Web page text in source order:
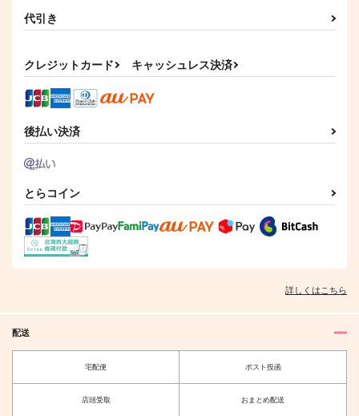
Trust you.
3,144円（税込）
カリム×ジャミル
作品詳細
2,829円（税込）
作品詳細 作品詳細
代引き
クレジットカード キャッシュレス決済
後払い決済
とらコイン
詳しくはこちら
配送
宅配便 ポスト投函
店頭受取 おまとめ配送